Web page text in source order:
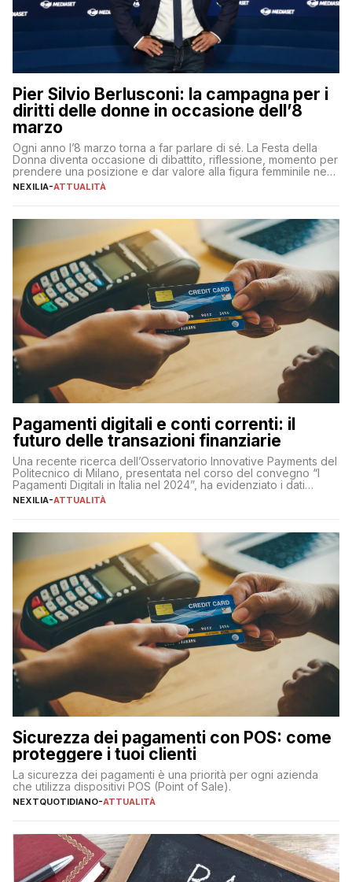
Pier Silvio Berlusconi: la campagna per i
diritti delle donne in occasione dell’8
marzo
Ogni anno l’8 marzo torna a far parlare di sé. La Festa della
Donna diventa occasione di dibattito, riflessione, momento per
prendere una posizione e dar valore alla figura femminile nella
sua complessità e crucialità. A lanciare un messaggio “forte e
NEXILIA-ATTUALITÀ
Pagamenti digitali e conti correnti: il
futuro delle transazioni finanziarie
Una recente ricerca dell’Osservatorio Innovative Payments del
Politecnico di Milano, presentata nel corso del convegno “I
Pagamenti Digitali in Italia nel 2024”, ha evidenziato i dati
definitivi del primo semestre 2024 relativamente alle
NEXILIA-ATTUALITÀ
Sicurezza dei pagamenti con POS: come
proteggere i tuoi clienti
La sicurezza dei pagamenti è una priorità per ogni azienda
che utilizza dispositivi POS (Point of Sale).
NEXTQUOTIDIANO-ATTUALITÀ